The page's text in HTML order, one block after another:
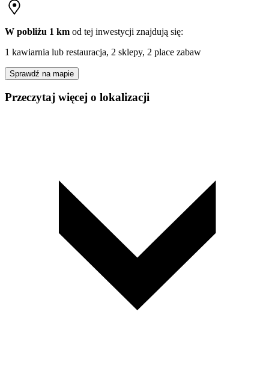
W pobliżu 1 km od tej inwestycji znajdują się:
1 kawiarnia lub restauracja, 2 sklepy, 2 place zabaw
Sprawdź na mapie
Przeczytaj więcej o lokalizacji